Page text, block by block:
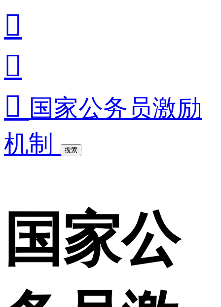


 国家公务员激励
机制
搜索
国家公